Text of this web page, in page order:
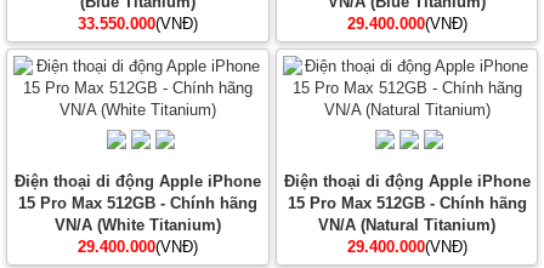
33.550.000(VNĐ)
29.400.000(VNĐ)
Điện thoại di động Apple iPhone
15 Pro Max 512GB - Chính hãng
VN/A (White Titanium)
29.400.000(VNĐ)
Điện thoại di động Apple iPhone
15 Pro Max 512GB - Chính hãng
VN/A (Natural Titanium)
29.400.000(VNĐ)